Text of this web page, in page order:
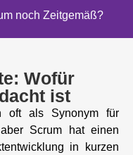
noch Zeitgemäß?
Wofür
ist
oft als Synonym für
Scrum hat einen
in kurzen